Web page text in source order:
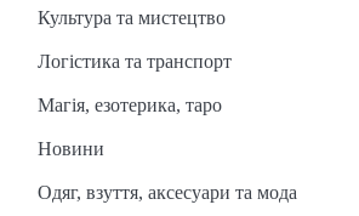
Культура та мистецтво
Логістика та транспорт
Магія, езотерика, таро
Новини
Одяг, взуття, аксесуари та мода